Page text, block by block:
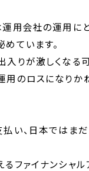
用会社の運用に
ています。
入りが激しくなる
のロスになりか
払い、日本ではま
ファイナンシャ